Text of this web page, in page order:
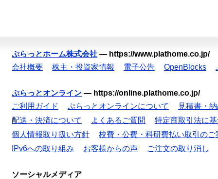
ぷらっとホーム株式会社 — https://www.plathome.co.jp/
会社概要
株主・投資家情報 電子公告 OpenBlocks
ぷらっとオンライン — https://online.plathome.co.jp/
ご利用ガイド
ぷらっとオンラインについて
見積書・
配送・決済について
よくあるご質問
特定商取引法に
個人情報取り扱い方針
校費・公費・科研費払い取引のご
IPv6への取り組み
お客様からの声 ご注文の取り消し
ソーシャルメディア